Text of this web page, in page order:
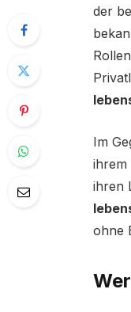
der
Im
ihrem
ihren
ohne